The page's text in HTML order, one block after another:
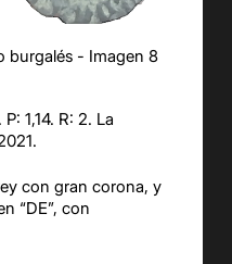
1,14. R: 2. La
con gran corona, y
“DE”, con